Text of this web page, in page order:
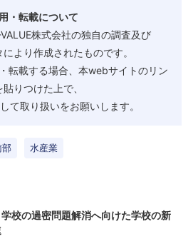
・転載について
株式会社の独自の調査及び
より作成されたものです。
転載する場合、本webサイトのリン
貼りつけた上で、
て取り扱いをお願いします。
部 水産業
校の過密問題解消へ向けた学校の新